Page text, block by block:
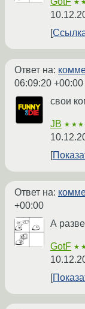
Ответ на:
06:09:20 +00:00
свои
JB
Ответ на:
+00:00
А
GotF